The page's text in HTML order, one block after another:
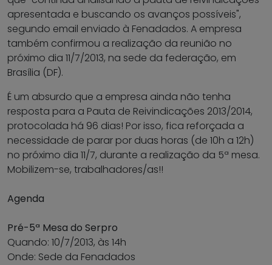
apresentada e buscando os avanços possíveis",
segundo email enviado à Fenadados. A empresa
também confirmou a realização da reunião no
próximo dia 11/7/2013, na sede da federação, em
Brasília (DF).
É um absurdo que a empresa ainda não tenha
resposta para a Pauta de Reivindicações 2013/2014,
protocolada há 96 dias! Por isso, fica reforçada a
necessidade de parar por duas horas (de 10h a 12h)
no próximo dia 11/7, durante a realização da 5ª mesa.
Mobilizem-se, trabalhadores/as!!
Agenda
Pré-5ª Mesa do Serpro
Quando: 10/7/2013, às 14h
Onde: Sede da Fenadados